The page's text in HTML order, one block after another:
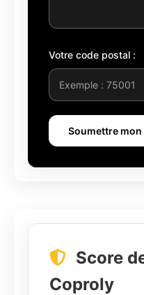
Votre code postal :
Soumettre mon
Score
Coproly